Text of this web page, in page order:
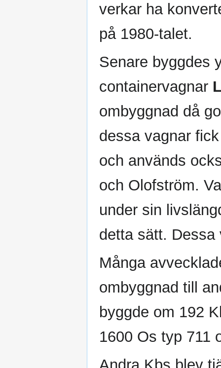
verkar ha
på 1980-talet.
Senare byggdes
containervagnar
ombyggnad då
dessa vagnar
och används
och Olofström.
under sin
detta sätt. Dessa
Många
ombyggnad till
byggde om 192
1600 Os typ 711